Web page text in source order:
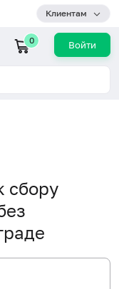
Клиентам
0 Войти
сбору